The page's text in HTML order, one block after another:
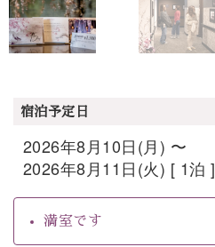
宿泊予定日
2026年8月10日(月) 〜
2026年8月11日(火) [ 1泊 ]
満室です